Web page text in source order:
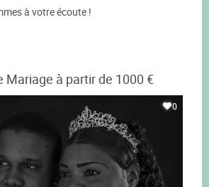
à votre écoute !
Mariage à partir de 1000 €
0